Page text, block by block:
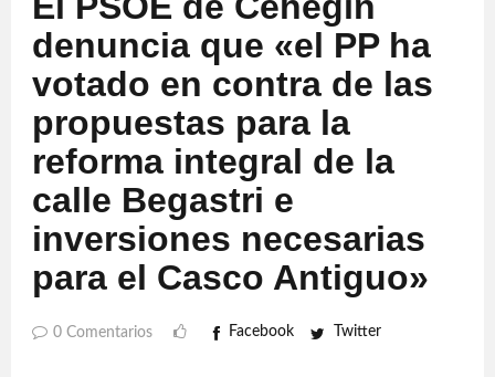
denuncia que «el PP ha
votado en contra de las
propuestas para la
reforma integral de la
calle Begastri e
inversiones necesarias
para el Casco Antiguo»
0 Comentarios Facebook Twitter